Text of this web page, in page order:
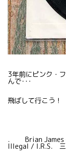
3年前にピンク・
んで･･･
飛ばして行こう！
. Brian James –
Illegal / I.R.S. 三